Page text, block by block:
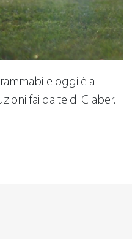
oggi è a
fai da te di Claber.